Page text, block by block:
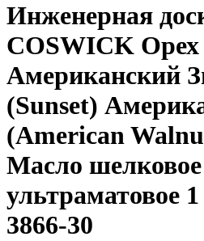
Инженерная
COSWICK Орех
Американский
(Sunset)
(American
Масло шелковое
ультраматовое
3866-30